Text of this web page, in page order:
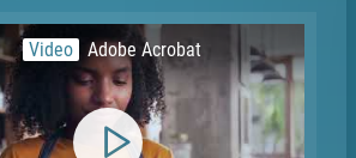
Video Adobe Acrobat